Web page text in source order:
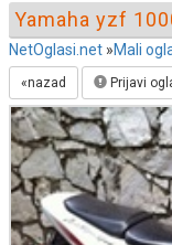
Yamaha yzf
NetOglasi.net »Mali
«nazad Prijavi